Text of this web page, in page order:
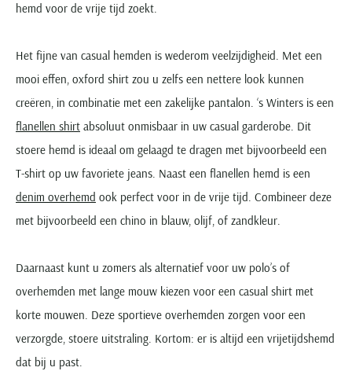
hemd voor de vrije tijd zoekt.
Het fijne van casual hemden is wederom veelzijdigheid. Met een
mooi effen, oxford shirt zou u zelfs een nettere look kunnen
creëren, in combinatie met een zakelijke pantalon. ‘s Winters is een
flanellen shirt absoluut onmisbaar in uw casual garderobe. Dit
stoere hemd is ideaal om gelaagd te dragen met bijvoorbeeld een
T-shirt op uw favoriete jeans. Naast een flanellen hemd is een
denim overhemd ook perfect voor in de vrije tijd. Combineer deze
met bijvoorbeeld een chino in blauw, olijf, of zandkleur.
Daarnaast kunt u zomers als alternatief voor uw polo’s of
overhemden met lange mouw kiezen voor een casual shirt met
korte mouwen. Deze sportieve overhemden zorgen voor een
verzorgde, stoere uitstraling. Kortom: er is altijd een vrijetijdshemd
dat bij u past.